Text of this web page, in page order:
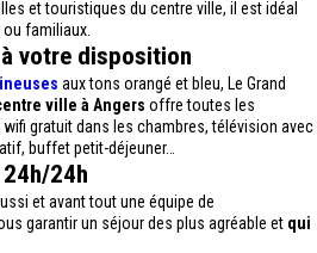
et touristiques du centre ville, il est idéal
familiaux.
votre disposition
aux tons orangé et bleu, Le Grand
ville à Angers offre toutes les
gratuit dans les chambres, télévision avec
buffet petit-déjeuner…
24h
et avant tout une équipe de
garantir un séjour des plus agréable et qui